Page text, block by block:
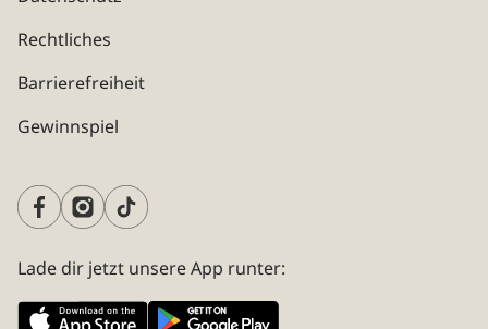
Rechtliches
Barrierefreiheit
Gewinnspiel
Lade dir jetzt unsere App runter: